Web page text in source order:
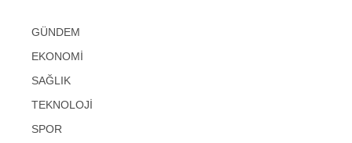
GÜNDEM
EKONOMİ
SAĞLIK
TEKNOLOJİ
SPOR